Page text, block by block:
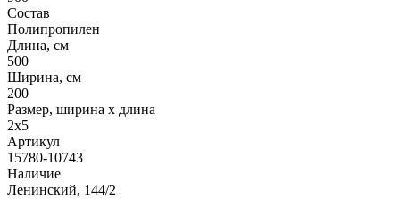
Состав
Полипропилен
Длина, см
500
Ширина, см
200
Размер, ширина x длина
2x5
Артикул
15780-10743
Наличие
Ленинский, 144/2